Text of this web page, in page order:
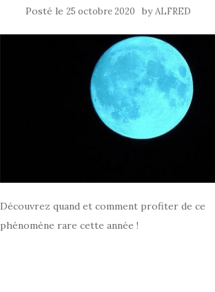
Posté le 25 octobre 2020 byALFRED
Découvrez quand et comment profiter de ce
phénomène rare cette année !